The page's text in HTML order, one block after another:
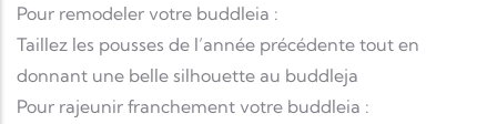
Pour remodeler votre buddleia :
Taillez les pousses de l’année précédente tout en
donnant une belle silhouette au buddleja
Pour rajeunir franchement votre buddleia :